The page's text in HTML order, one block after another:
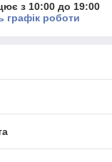
з 10:00 до 19:00
графік роботи